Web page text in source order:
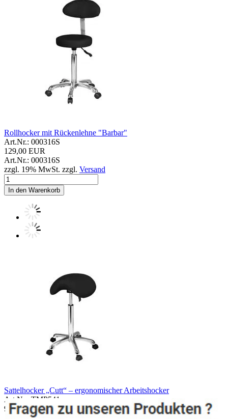
Rollhocker mit Rückenlehne "Barbar"
Art.Nr.: 000316S
129,00 EUR
Art.Nr.: 000316S
zzgl. 19% MwSt. zzgl. Versand
In den Warenkorb
Sattelhocker „Cutt“ – ergonomischer Arbeitshocker
Art.Nr.: TMP541
95,00 EUR